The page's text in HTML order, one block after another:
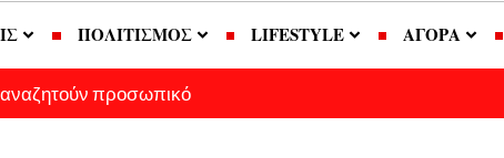
ΠΟΛΙΤΙΣΜΟΣ LIFESTYLE ΑΓΟΡΑ
προσωπικό